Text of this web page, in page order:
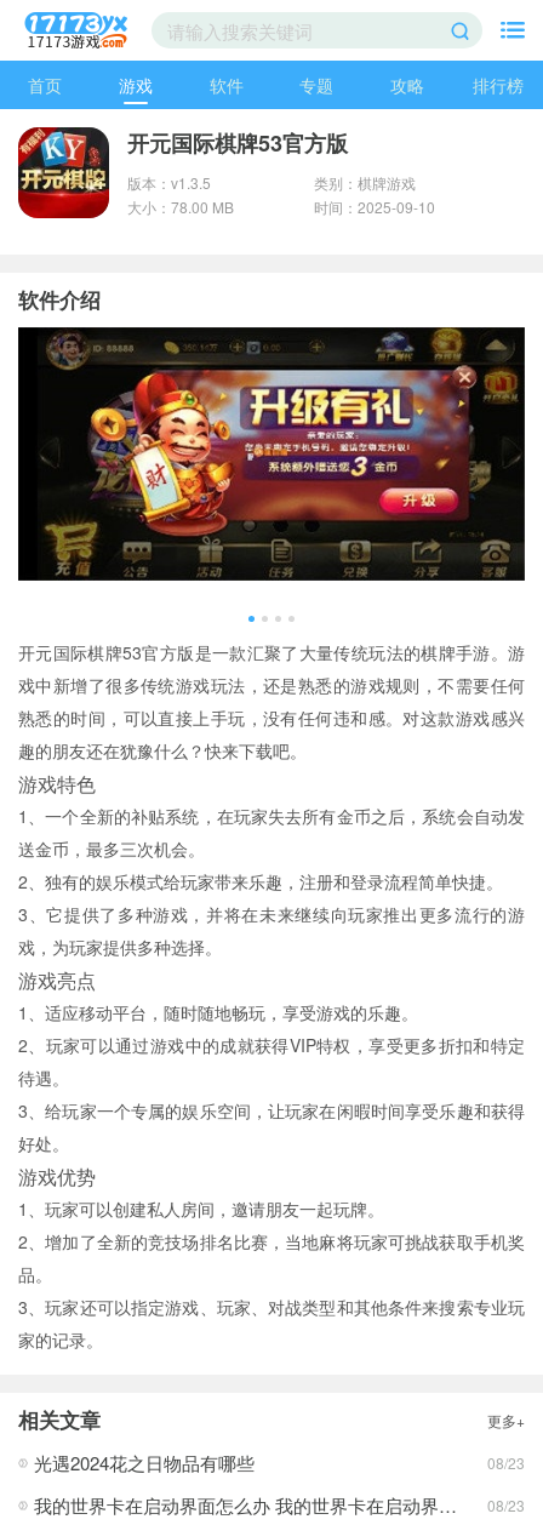
首页 游戏 软件 专题 攻略 排行榜
开元国际棋牌53官方版
版本：v1.3.5
类别：棋牌游戏
大小：78.00 MB
时间：2025-09-10
软件介绍
开元国际棋牌53官方版是一款汇聚了大量传统玩法的棋牌手游。游
戏中新增了很多传统游戏玩法，还是熟悉的游戏规则，不需要任何
熟悉的时间，可以直接上手玩，没有任何违和感。对这款游戏感兴
趣的朋友还在犹豫什么？快来下载吧。
游戏特色
1、一个全新的补贴系统，在玩家失去所有金币之后，系统会自动发
送金币，最多三次机会。
2、独有的娱乐模式给玩家带来乐趣，注册和登录流程简单快捷。
3、它提供了多种游戏，并将在未来继续向玩家推出更多流行的游
戏，为玩家提供多种选择。
游戏亮点
1、适应移动平台，随时随地畅玩，享受游戏的乐趣。
2、玩家可以通过游戏中的成就获得VIP特权，享受更多折扣和特定
待遇。
3、给玩家一个专属的娱乐空间，让玩家在闲暇时间享受乐趣和获得
好处。
游戏优势
1、玩家可以创建私人房间，邀请朋友一起玩牌。
2、增加了全新的竞技场排名比赛，当地麻将玩家可挑战获取手机奖
品。
3、玩家还可以指定游戏、玩家、对战类型和其他条件来搜索专业玩
家的记录。
相关文章 更多+
光遇2024花之日物品有哪些 08/23
我的世界卡在启动界面怎么办 我的世界卡在启动界面方法分享 08/23